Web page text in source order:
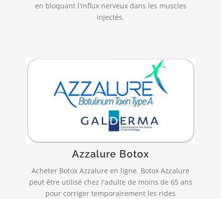
en bloquant l'influx nerveux dans les muscles
injectés.
Azzalure Botox
Acheter Botox Azzalure en ligne. Botox Azzalure
peut être utilisé chez l'adulte de moins de 65 ans
pour corriger temporairement les rides
Livraison rapide et fiable!
agit au niveau de la jonction entre les
nerfs et les muscles, en empêchant la libération
par les terminaisons nerveuses d’un « messager »
chimique, appelé l’acétylcholine…
PLUS INFO…